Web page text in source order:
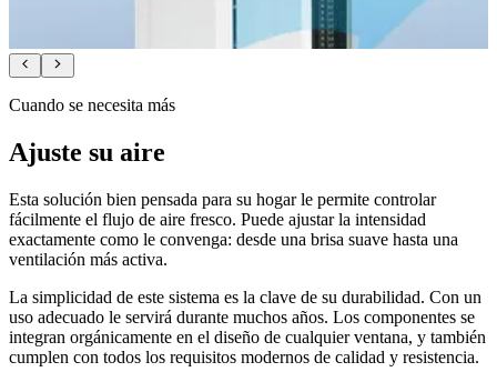
Cuando se necesita más
Ajuste su aire
Esta solución bien pensada para su hogar le permite controlar
fácilmente el flujo de aire fresco. Puede ajustar la intensidad
exactamente como le convenga: desde una brisa suave hasta una
ventilación más activa.
La simplicidad de este sistema es la clave de su durabilidad. Con un
uso adecuado le servirá durante muchos años. Los componentes se
integran orgánicamente en el diseño de cualquier ventana, y también
cumplen con todos los requisitos modernos de calidad y resistencia.